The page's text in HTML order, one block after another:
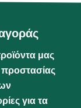
μας
για τα